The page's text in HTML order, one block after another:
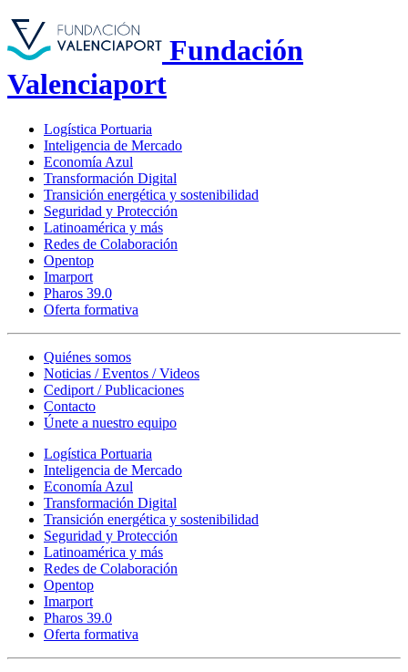
Fundación
Valenciaport
Logística Portuaria
Inteligencia de Mercado
Economía Azul
Transformación Digital
Transición energética y sostenibilidad
Seguridad y Protección
Latinoamérica y más
Redes de Colaboración
Opentop
Imarport
Pharos 39.0
Oferta formativa
Quiénes somos
Noticias / Eventos / Videos
Cediport / Publicaciones
Contacto
Únete a nuestro equipo
Logística Portuaria
Inteligencia de Mercado
Economía Azul
Transformación Digital
Transición energética y sostenibilidad
Seguridad y Protección
Latinoamérica y más
Redes de Colaboración
Opentop
Imarport
Pharos 39.0
Oferta formativa